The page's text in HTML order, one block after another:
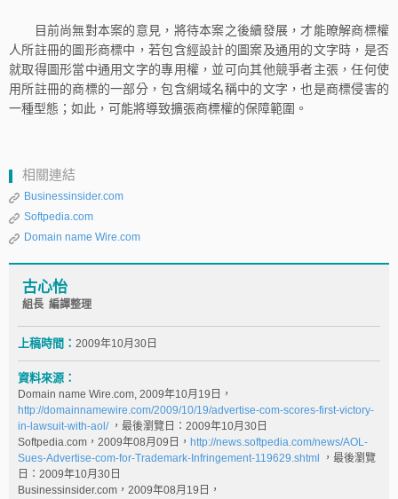
目前尚無對本案的意見，將待本案之後續發展，才能暸解商標權
人所註冊的圖形商標中，若包含經設計的圖案及通用的文字時，是否
就取得圖形當中通用文字的專用權，並可向其他競爭者主張，任何使
用所註冊的商標的一部分，包含網域名稱中的文字，也是商標侵害的
一種型態；如此，可能將導致擴張商標權的保障範圍。
相關連結
Businessinsider.com
Softpedia.com
Domain name Wire.com
古心怡
組長 編譯整理
上稿時間： 2009年10月30日
資料來源：
Domain name Wire.com, 2009年10月19日，
http://domainnamewire.com/2009/10/19/advertise-com-scores-first-victory-
in-lawsuit-with-aol/，最後瀏覽日：2009年10月30日
Softpedia.com，2009年08月09日， http://news.softpedia.com/news/AOL-
Sues-Advertise-com-for-Trademark-Infringement-119629.shtml
，最後瀏覽
日：2009年10月30日
Businessinsider.com，2009年08月19日，